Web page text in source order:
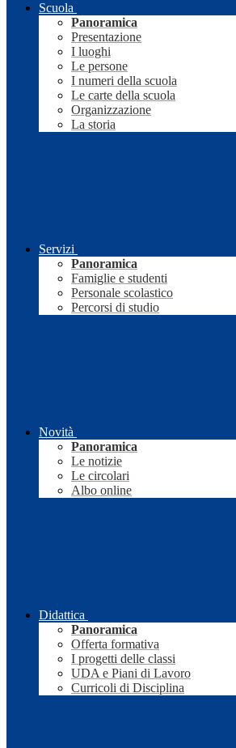
Scuola
Panoramica
Presentazione
I luoghi
Le persone
I numeri della scuola
Le carte della scuola
Organizzazione
La storia
Servizi
Panoramica
Famiglie e studenti
Personale scolastico
Percorsi di studio
Novità
Panoramica
Le notizie
Le circolari
Albo online
Didattica
Panoramica
Offerta formativa
I progetti delle classi
UDA e Piani di Lavoro
Curricoli di Disciplina